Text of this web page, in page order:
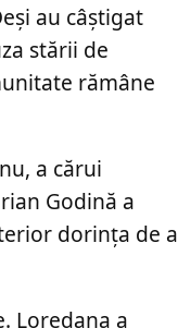
au câștigat
stării de
rămâne
a cărui
Godină a
dorința de a
Loredana a